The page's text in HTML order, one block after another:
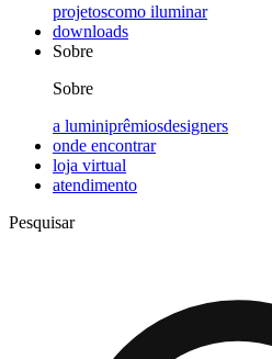
projetoscomo iluminar
downloads
Sobre
Sobre
a luminiprêmiosdesigners
onde encontrar
loja virtual
atendimento
Pesquisar